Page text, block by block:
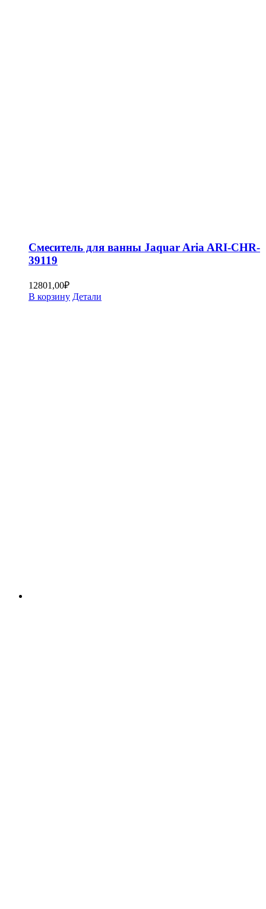
Смеситель для ванны Jaquar Aria ARI-CHR-
39119
12801,00₽
В корзину Детали